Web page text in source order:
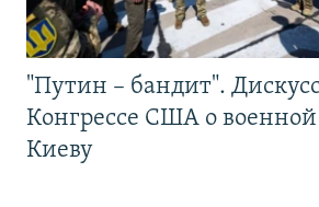
"Путин – бандит".
Конгрессе США о
Киеву